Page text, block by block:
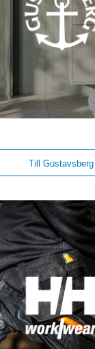
Till Gustavsberg